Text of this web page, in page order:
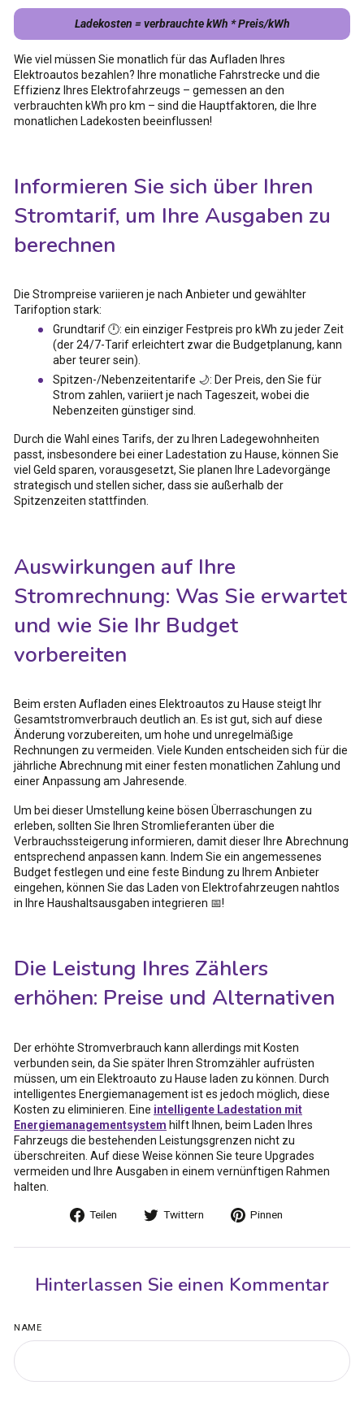
Ladekosten = verbrauchte kWh * Preis/kWh
Wie viel müssen Sie monatlich für das Aufladen Ihres
Elektroautos bezahlen? Ihre monatliche Fahrstrecke und die
Effizienz Ihres Elektrofahrzeugs – gemessen an den
verbrauchten kWh pro km – sind die Hauptfaktoren, die Ihre
monatlichen Ladekosten beeinflussen!
Informieren Sie sich über Ihren
Stromtarif, um Ihre Ausgaben zu
berechnen
Die Strompreise variieren je nach Anbieter und gewählter
Tarifoption stark:
Grundtarif 🕛: ein einziger Festpreis pro kWh zu jeder Zeit
(der 24/7-Tarif erleichtert zwar die Budgetplanung, kann
aber teurer sein).
Spitzen-/Nebenzeitentarife 🌙: Der Preis, den Sie für
Strom zahlen, variiert je nach Tageszeit, wobei die
Nebenzeiten günstiger sind.
Durch die Wahl eines Tarifs, der zu Ihren Ladegewohnheiten
passt, insbesondere bei einer Ladestation zu Hause, können Sie
viel Geld sparen, vorausgesetzt, Sie planen Ihre Ladevorgänge
strategisch und stellen sicher, dass sie außerhalb der
Spitzenzeiten stattfinden.
Auswirkungen auf Ihre
Stromrechnung: Was Sie erwartet
und wie Sie Ihr Budget
vorbereiten
Beim ersten Aufladen eines Elektroautos zu Hause steigt Ihr
Gesamtstromverbrauch deutlich an. Es ist gut, sich auf diese
Änderung vorzubereiten, um hohe und unregelmäßige
Rechnungen zu vermeiden. Viele Kunden entscheiden sich für die
jährliche Abrechnung mit einer festen monatlichen Zahlung und
einer Anpassung am Jahresende.
Um bei dieser Umstellung keine bösen Überraschungen zu
erleben, sollten Sie Ihren Stromlieferanten über die
Verbrauchssteigerung informieren, damit dieser Ihre Abrechnung
entsprechend anpassen kann. Indem Sie ein angemessenes
Budget festlegen und eine feste Bindung zu Ihrem Anbieter
eingehen, können Sie das Laden von Elektrofahrzeugen nahtlos
in Ihre Haushaltsausgaben integrieren 📅!
Die Leistung Ihres Zählers
erhöhen: Preise und Alternativen
Der erhöhte Stromverbrauch kann allerdings mit Kosten
verbunden sein, da Sie später Ihren Stromzähler aufrüsten
müssen, um ein Elektroauto zu Hause laden zu können. Durch
intelligentes Energiemanagement ist es jedoch möglich, diese
Kosten zu eliminieren. Eine intelligente Ladestation mit
Energiemanagementsystem hilft Ihnen, beim Laden Ihres
Fahrzeugs die bestehenden Leistungsgrenzen nicht zu
überschreiten. Auf diese Weise können Sie teure Upgrades
vermeiden und Ihre Ausgaben in einem vernünftigen Rahmen
halten.
Teilen
Auf
teilen
Twittern
Auf
twittern
Pinnen
pinnen
Hinterlassen Sie einen Kommentar
NAME